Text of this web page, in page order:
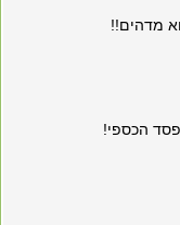
מדהים!!